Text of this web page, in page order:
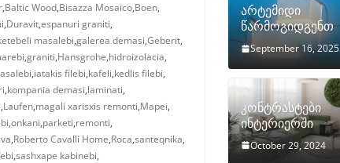
,Baltic Wood,Bisazza Mosaico,Boen,
,Duravit,espanuri graniti,
masalebi,galerea demasi,Geberit,
,graniti,Hansgrohe,hidroizolacia,
,iatakis filebi,kafeli,kedlis filebi,
,kompania demasi,laminati,
,Laufen,magali xarisxis remonti,Mapei,
,onkani,parketi,remonti,
,Roberto Cavalli Home,Roca,santeqnika,
,sashxape kabinebi,
არტემიდი
წარმოგიდგენთ
September 16, 2025
კონტრასტები
ინტერიერში
October 29, 2024